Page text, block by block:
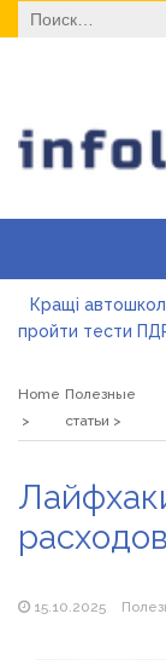
Найти:
Кращі
пройти тести
согреться
«Правильне
продажу
точок
Home Полезные
статьи
15.10.2025